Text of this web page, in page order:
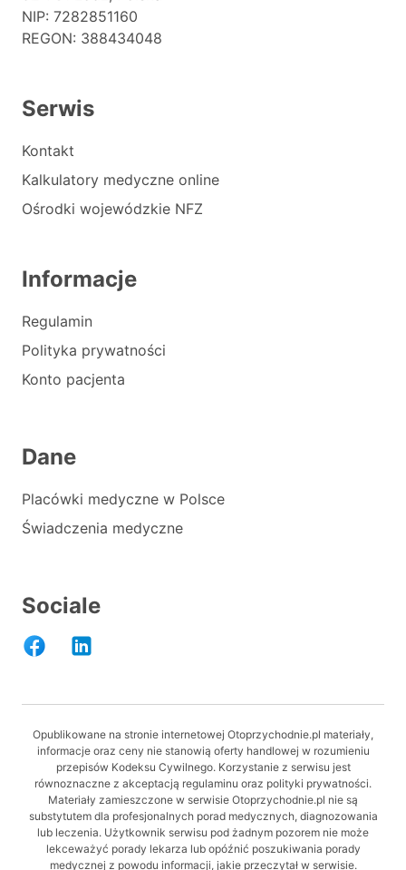
NIP: 7282851160
REGON: 388434048
Serwis
Kontakt
Kalkulatory medyczne online
Ośrodki wojewódzkie NFZ
Informacje
Regulamin
Polityka prywatności
Konto pacjenta
Dane
Placówki medyczne w Polsce
Świadczenia medyczne
Sociale
Opublikowane na stronie internetowej Otoprzychodnie.pl materiały,
informacje oraz ceny nie stanowią oferty handlowej w rozumieniu
przepisów Kodeksu Cywilnego. Korzystanie z serwisu jest
równoznaczne z akceptacją regulaminu oraz polityki prywatności.
Materiały zamieszczone w serwisie Otoprzychodnie.pl nie są
substytutem dla profesjonalnych porad medycznych, diagnozowania
lub leczenia. Użytkownik serwisu pod żadnym pozorem nie może
lekceważyć porady lekarza lub opóźnić poszukiwania porady
medycznej z powodu informacji, jakie przeczytał w serwisie.